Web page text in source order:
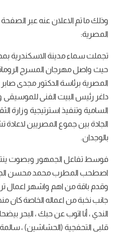
وذلك ما تم الاعلان عنه عبر الصفحة
المصرية:
تجملت سماء مدينة الاسكندرية
حيث واصل مهرجان المسرح
المصرية برئاسة الدكتور مجدى
داغر رئيس البيت الفنى للموسيقى
السامية وتنفيذ استرتيجية وزارة
الجادة بين جموع المصريين لاعادة
بالوجدان.
فوسط تفاعل الجمهور وبصوت
اصطحب المطرب محمد محسن
وقدم باقة من اهم واشهر اعمال
جانب نخبة من اعماله الخاصة كان
الندي ، أنا اتوب عن حبك ، البحر
قلبي التحفجية (الحشاشين) ،